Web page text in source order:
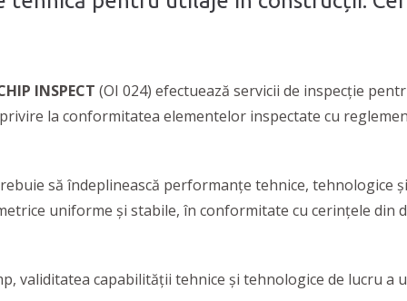
INSPECT (OI 024) efectuează servicii de inspecție
la conformitatea elementelor inspectate cu
să îndeplinească performanţe tehnice, tehnologice
uniforme și stabile, în conformitate cu cerințele din
validitatea capabilităţii tehnice și tehnologice de lucru